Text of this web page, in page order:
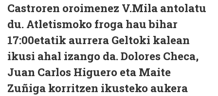
Castroren oroimenez V.Mila antolatu
du. Atletismoko froga hau bihar
17:00etatik aurrera Geltoki kalean
ikusi ahal izango da. Dolores Checa,
Juan Carlos Higuero eta Maite
Zuñiga korritzen ikusteko aukera